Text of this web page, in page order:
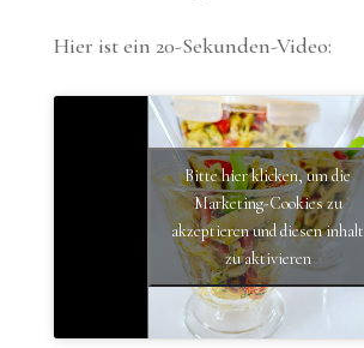
Hier ist ein 20-Sekunden-Video:
Bitte hier klicken, um die
Marketing-Cookies zu
akzeptieren und diesen inhalt
zu aktivieren